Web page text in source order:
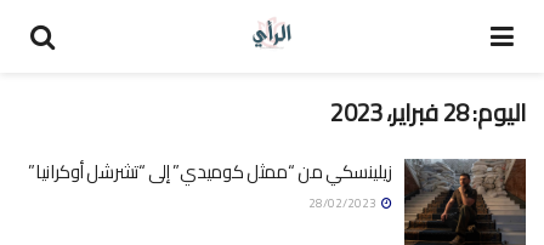
اليوم:28 فبراير، 2023
زيلينسكي من “ممثل كوميدي” إلى “تشرشل أوكرانيا”